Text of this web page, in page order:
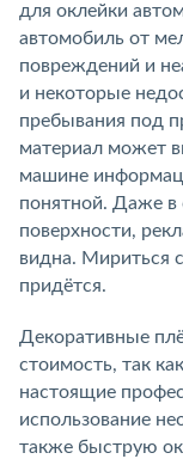
для оклейки
автомобиль от
повреждений и
и некоторые
пребывания под
материал может
машине
понятной. Даже в
поверхности,
видна. Мириться
придётся.
Декоративные
стоимость, так
настоящие
использование
также быструю